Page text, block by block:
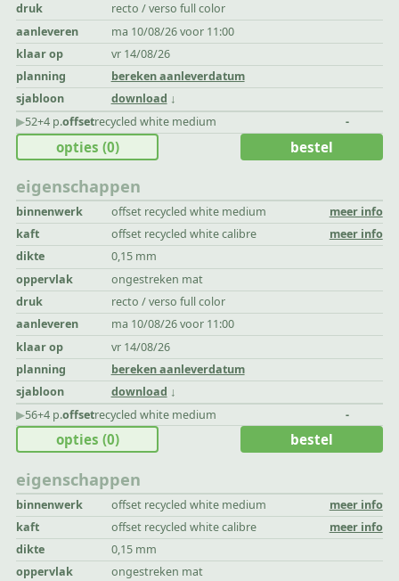
druk
recto / verso full color
aanleveren
ma 10/08/26 voor 11:00
klaar op
vr 14/08/26
planning
bereken aanleverdatum
sjabloon
download
▶︎52+4 p.offsetrecycled white medium -
eigenschappen
binnenwerk offset recycled white medium
meer info
kaft
offset recycled white calibre
meer info
dikte
0,15 mm
oppervlak
ongestreken mat
druk
recto / verso full color
aanleveren
ma 10/08/26 voor 11:00
klaar op
vr 14/08/26
planning
bereken aanleverdatum
sjabloon
download
opties (0) bestel
▶︎56+4 p.offsetrecycled white medium -
eigenschappen
binnenwerk offset recycled white medium
meer info
kaft
offset recycled white calibre
meer info
dikte
0,15 mm
oppervlak
ongestreken mat
opties (0) bestel